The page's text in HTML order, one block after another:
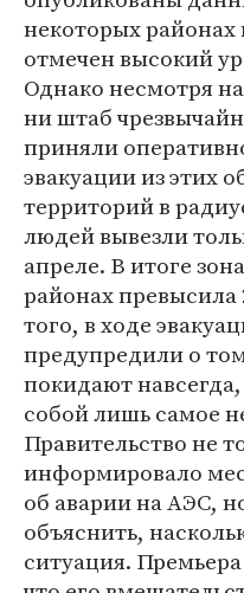
некоторых районах
отмечен высокий
Однако несмотря
ни штаб
приняли
эвакуации из этих
территорий в
людей вывезли
апреле. В итоге
районах
того, в ходе
предупредили о
покидают
собой лишь самое
Правительство не
информировало
об аварии на АЭС,
объяснить,
ситуация.